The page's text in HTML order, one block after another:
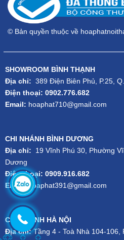
© Bản quyền thuộc về
SHOWROOM BÌNH THẠNH
Địa chỉ: 389 Điện Biên Phủ, P.25,
Điện thoại: 0902.776.682
Email: hoaphat710@gmail.com
CHI NHÁNH BÌNH DƯƠNG
Địa chỉ: 19 Vĩnh Phú 30, Phường
Dương
Điện thoại: 0909.916.682
Email:hoaphat391@gmail.com
CHI NHÁNH HÀ NỘI
Địa chỉ:Tầng 4 - Toà Nhà 104-106,